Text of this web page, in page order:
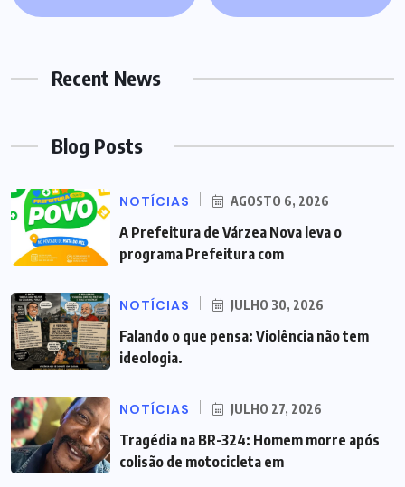
Recent News
Blog Posts
NOTÍCIAS AGOSTO 6, 2026
A Prefeitura de Várzea Nova leva o
programa Prefeitura com
NOTÍCIAS JULHO 30, 2026
Falando o que pensa: Violência não tem
ideologia.
NOTÍCIAS JULHO 27, 2026
Tragédia na BR-324: Homem morre após
colisão de motocicleta em